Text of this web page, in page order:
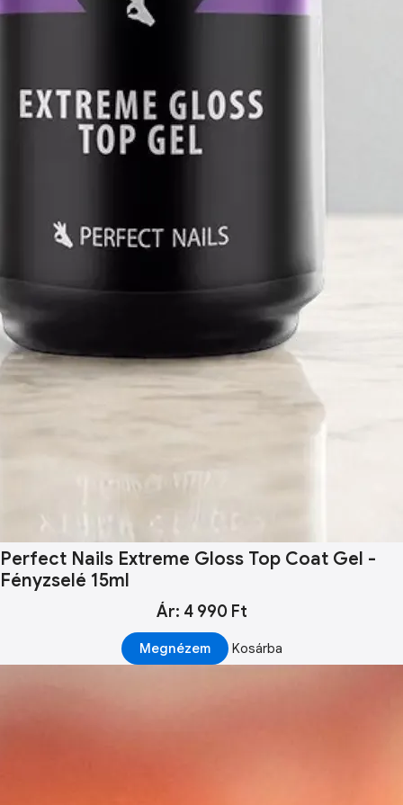
Perfect Nails Extreme Gloss Top Coat Gel -
Fényzselé 15ml
Ár: 4 990 Ft
Megnézem Kosárba